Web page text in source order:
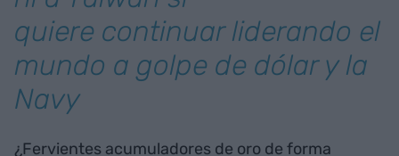
quiere continuar liderando el
mundo a golpe de dólar y la
Navy
¿Fervientes acumuladores de oro de forma